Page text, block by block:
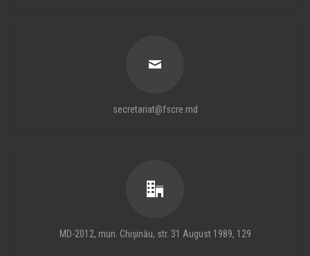
secretariat@fscre.md
MD-2012, mun. Chișinău, str. 31 August 1989, 129